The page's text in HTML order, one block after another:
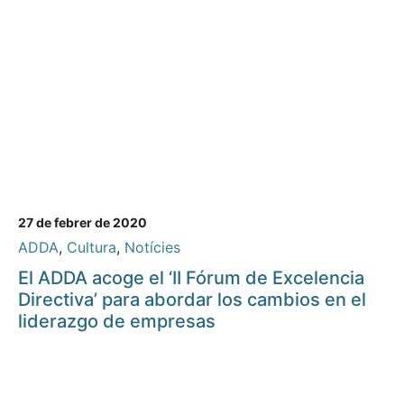
27 de febrer de 2020
ADDA, Cultura, Notícies
El ADDA acoge el ‘II Fórum de Excelencia
Directiva’ para abordar los cambios en el
liderazgo de empresas